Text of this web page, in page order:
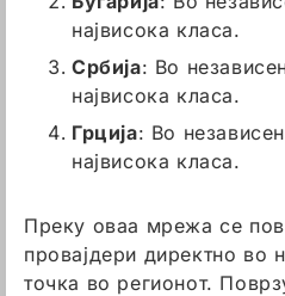
највисока класа.
Србија: Во
највисока класа.
Грција: Во
највисока класа.
Преку оваа мрежа се
провајдери директно во
точка во регионот.